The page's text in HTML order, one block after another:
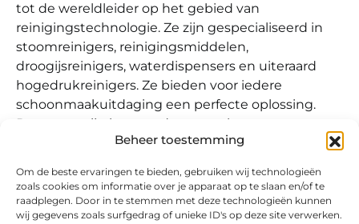
Beheer toestemming
Om de beste ervaringen te bieden, gebruiken wij technologieën
zoals cookies om informatie over je apparaat op te slaan en/of te
raadplegen. Door in te stemmen met deze technologieën kunnen
wij gegevens zoals surfgedrag of unieke ID's op deze site verwerken.
tot de wereldleider op het gebied van
reinigingstechnologie. Ze zijn gespecialiseerd in
stoomreinigers, reinigingsmiddelen,
droogijsreinigers, waterdispensers en uiteraard
hogedrukreinigers. Ze bieden voor iedere
schoonmaakuitdaging een perfecte oplossing.
Daarnaast zijn hun producten ook nog eens
milieuvriendelijk. Wat wil je nog meer.
Nilfisk
Dit Deense merk mag niet in ons overzicht